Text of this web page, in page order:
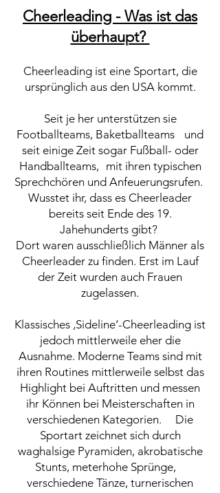
Cheerleading - Was ist das
überhaupt?
Cheerleading ist eine Sportart, die
ursprünglich aus den USA kommt.
Seit je her unterstützen sie
Footballteams, Baketballteams und
seit einige Zeit sogar Fußball- oder
Handballteams, mit ihren typischen
Sprechchören und Anfeuerungsrufen.
Wusstet ihr, dass es Cheerleader
bereits seit Ende des 19.
Jahehunderts gibt?
Dort waren ausschließlich Männer als
Cheerleader zu finden. Erst im Lauf
der Zeit wurden auch Frauen
zugelassen.
Klassisches ‚Sideline‘-Cheerleading ist
jedoch mittlerweile eher die
Ausnahme. Moderne Teams sind mit
ihren Routines mittlerweile selbst das
Highlight bei Auftritten und messen
ihr Können bei Meisterschaften in
verschiedenen Kategorien. Die
Sportart zeichnet sich durch
waghalsige Pyramiden, akrobatische
Stunts, meterhohe Sprünge,
verschiedene Tänze, turnerischen